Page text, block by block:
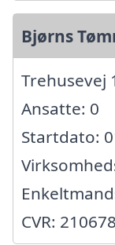
Bjørns
Trehusevej
Ansatte: 0
Startdato:
CVR: